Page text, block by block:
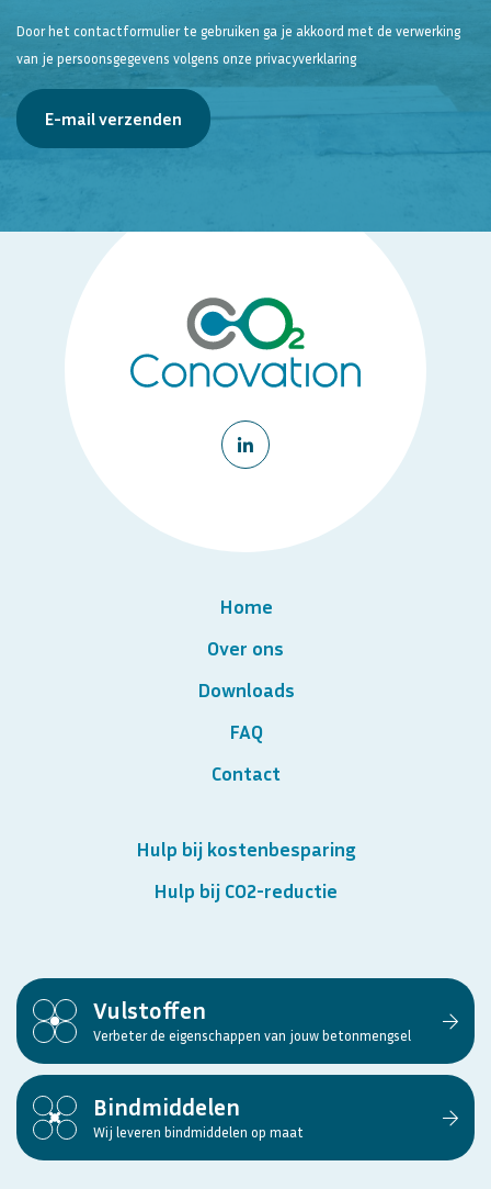
Door het contactformulier te gebruiken ga je akkoord met de verwerking
van je persoonsgegevens volgens onze privacyverklaring
E-mail verzenden
Home
Over ons
Downloads
FAQ
Contact
Hulp bij kostenbesparing
Hulp bij CO2-reductie
Vulstoffen
Verbeter de eigenschappen van jouw betonmengsel
Bindmiddelen
Wij leveren bindmiddelen op maat